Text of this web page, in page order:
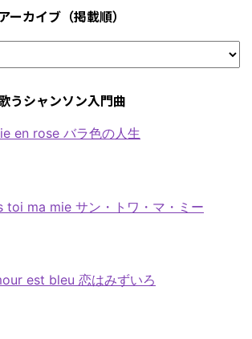
ーカイブ（掲載順）
うシャンソン入門曲
en rose バラ色の人生
toi ma mie サン・トワ・マ・ミー
est bleu 恋はみずいろ